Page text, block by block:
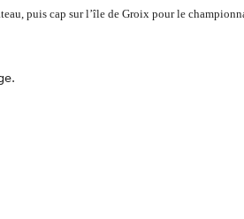
puis cap sur l’île de Groix pour le